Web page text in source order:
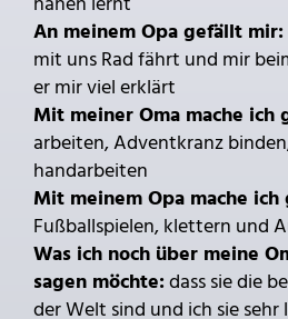
An meinem Opa gefällt mir:
mit uns Rad fährt und mir
er mir viel erklärt
Mit meiner Oma mache ich
arbeiten, Adventkranz
handarbeiten
Mit meinem Opa mache ich
Fußballspielen, klettern und
Was ich noch über meine
sagen möchte:dass sie die
der Welt sind und ich sie